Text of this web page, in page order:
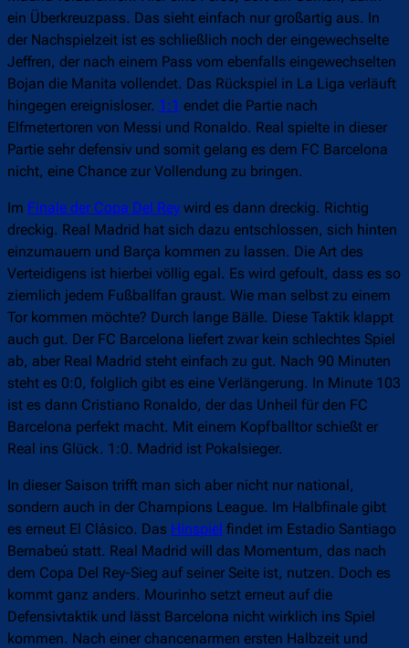
ein Überkreuzpass. Das sieht einfach nur großartig aus. In
der Nachspielzeit ist es schließlich noch der eingewechselte
Jeffren, der nach einem Pass vom ebenfalls eingewechselten
Bojan die Manita vollendet. Das Rückspiel in La Liga verläuft
hingegen ereignisloser. 1:1 endet die Partie nach
Elfmetertoren von Messi und Ronaldo. Real spielte in dieser
Partie sehr defensiv und somit gelang es dem FC Barcelona
nicht, eine Chance zur Vollendung zu bringen.
Im Finale der Copa Del Rey wird es dann dreckig. Richtig
dreckig. Real Madrid hat sich dazu entschlossen, sich hinten
einzumauern und Barça kommen zu lassen. Die Art des
Verteidigens ist hierbei völlig egal. Es wird gefoult, dass es so
ziemlich jedem Fußballfan graust. Wie man selbst zu einem
Tor kommen möchte? Durch lange Bälle. Diese Taktik klappt
auch gut. Der FC Barcelona liefert zwar kein schlechtes Spiel
ab, aber Real Madrid steht einfach zu gut. Nach 90 Minuten
steht es 0:0, folglich gibt es eine Verlängerung. In Minute 103
ist es dann Cristiano Ronaldo, der das Unheil für den FC
Barcelona perfekt macht. Mit einem Kopfballtor schießt er
Real ins Glück. 1:0. Madrid ist Pokalsieger.
In dieser Saison trifft man sich aber nicht nur national,
sondern auch in der Champions League. Im Halbfinale gibt
es erneut El Clásico. Das Hinspiel findet im Estadio Santiago
Bernabeú statt. Real Madrid will das Momentum, das nach
dem Copa Del Rey-Sieg auf seiner Seite ist, nutzen. Doch es
kommt ganz anders. Mourinho setzt erneut auf die
Defensivtaktik und lässt Barcelona nicht wirklich ins Spiel
kommen. Nach einer chancenarmen ersten Halbzeit und